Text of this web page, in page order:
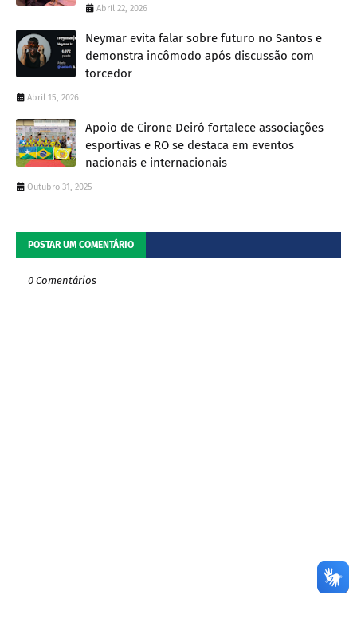
Abril 22, 2026
Neymar evita falar sobre futuro no Santos e
demonstra incômodo após discussão com
torcedor
Abril 15, 2026
Apoio de Cirone Deiró fortalece associações
esportivas e RO se destaca em eventos
nacionais e internacionais
Outubro 31, 2025
POSTAR UM COMENTÁRIO
0 Comentários